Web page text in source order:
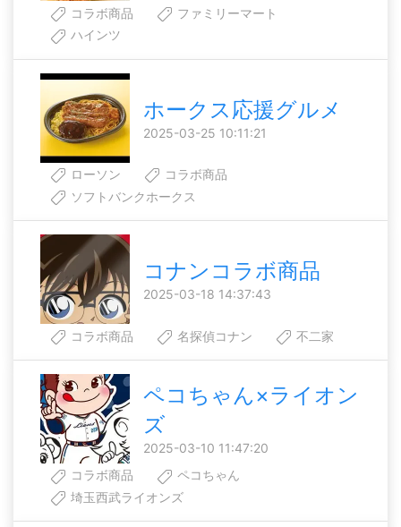
コラボ商品
ファミリーマート
ハインツ
ホークス応援グルメ
2025-03-25 10:11:21
ローソン
コラボ商品
ソフトバンクホークス
コナンコラボ商品
2025-03-18 14:37:43
コラボ商品 名探偵コナン 不二家
ペコちゃん×ライオン
ズ
2025-03-10 11:47:20
コラボ商品
ペコちゃん
埼玉西武ライオンズ